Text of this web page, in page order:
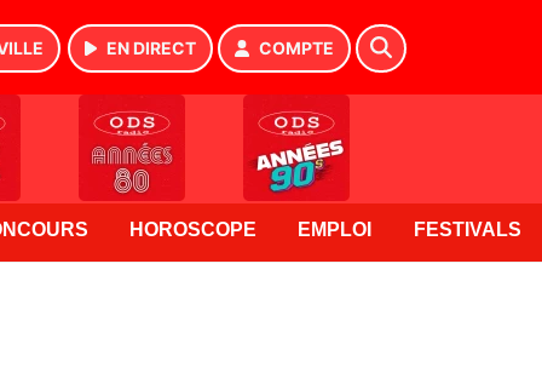
EN DIRECT COMPTE
HOROSCOPE EMPLOI FESTIVALS